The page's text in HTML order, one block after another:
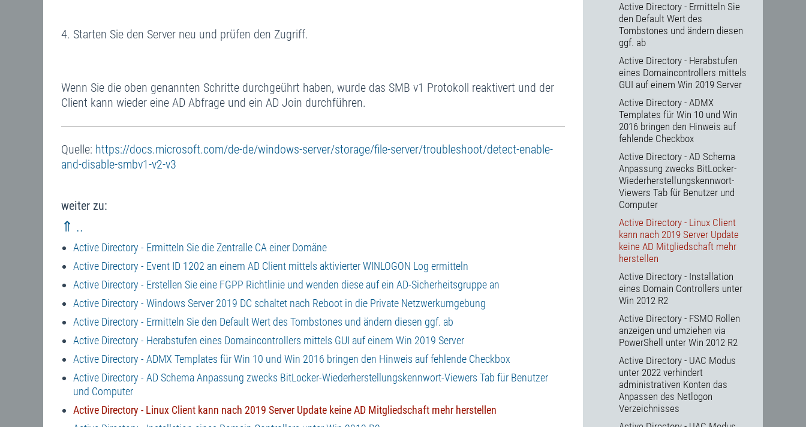
Starten Sie den Server neu und prüfen den Zugriff.
Wenn Sie die oben genannten Schritte durchgeührt haben, wurde das SMB v1 Protokoll reaktivert und der
Client kann wieder eine AD Abfrage und ein AD Join durchführen.
Quelle: https://docs.microsoft.com/de-de/windows-server/storage/file-server/troubleshoot/detect-enable-
and-disable-smbv1-v2-v3
weiter zu:
⇑ ..
Active Directory - Ermitteln Sie die Zentralle CA einer Domäne
Active Directory - Event ID 1202 an einem AD Client mittels aktivierter WINLOGON Log ermitteln
Active Directory - Erstellen Sie eine FGPP Richtlinie und wenden diese auf ein AD-Sicherheitsgruppe an
Active Directory - Windows Server 2019 DC schaltet nach Reboot in die Private Netzwerkumgebung
Active Directory - Ermitteln Sie den Default Wert des Tombstones und ändern diesen ggf. ab
Active Directory - Herabstufen eines Domaincontrollers mittels GUI auf einem Win 2019 Server
Active Directory - ADMX Templates für Win 10 und Win 2016 bringen den Hinweis auf fehlende Checkbox
Active Directory - AD Schema Anpassung zwecks BitLocker-Wiederherstellungskennwort-Viewers Tab für Benutzer
und Computer
Active Directory - Linux Client kann nach 2019 Server Update keine AD Mitgliedschaft mehr herstellen
Active Directory - Ermitteln Sie
den Default Wert des
Tombstones und ändern diesen
ggf. ab
Active Directory - Herabstufen
eines Domaincontrollers mittels
GUI auf einem Win 2019 Server
Active Directory - ADMX
Templates für Win 10 und Win
2016 bringen den Hinweis auf
fehlende Checkbox
Active Directory - AD Schema
Anpassung zwecks BitLocker-
Wiederherstellungskennwort-
Viewers Tab für Benutzer und
Computer
Active Directory - Linux Client
kann nach 2019 Server Update
keine AD Mitgliedschaft mehr
herstellen
Active Directory - Installation
eines Domain Controllers unter
Win 2012 R2
Active Directory - FSMO Rollen
anzeigen und umziehen via
PowerShell unter Win 2012 R2
Active Directory - UAC Modus
unter 2022 verhindert
administrativen Konten das
Anpassen des Netlogon
Verzeichnisses